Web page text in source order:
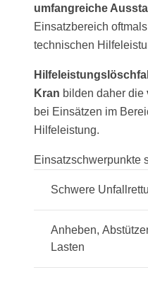
umfangreiche
Einsatzbereich
technischen
Kran bilden daher die
bei Einsätzen im
Hilfeleistung.
Einsatzschwerpunkte
Schwere
Anheben,
Lasten